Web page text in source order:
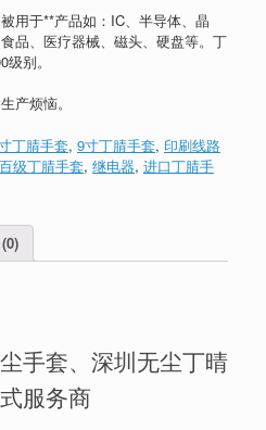
用于**产品如：IC、半导体、晶
品、医疗器械、磁头、硬盘等。丁
别。
产烦恼。
丁腈手套, 9寸丁腈手套, 印刷线路
百级丁腈手套, 继电器, 进口丁腈手
手套、深圳无尘丁晴
服务商